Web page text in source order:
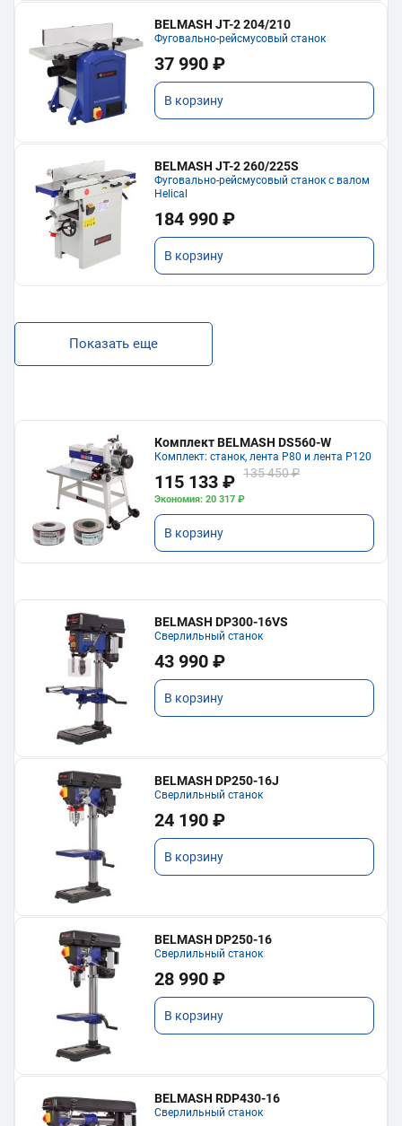
BELMASH JT-2 204/210
Фуговально-рейсмусовый станок
37 990 ₽
В корзину
BELMASH JT-2 260/225S
Фуговально-рейсмусовый станок с валом
Helical
184 990 ₽
В корзину
Показать еще
Комплект BELMASH DS560-W
Комплект: станок, лента P80 и лента P120
115 133 ₽ 135 450 ₽
Экономия: 20 317 ₽
В корзину
BELMASH DP300-16VS
Сверлильный станок
43 990 ₽
В корзину
BELMASH DP250-16J
Сверлильный станок
24 190 ₽
В корзину
BELMASH DP250-16
Сверлильный станок
28 990 ₽
В корзину
BELMASH RDP430-16
Сверлильный станок